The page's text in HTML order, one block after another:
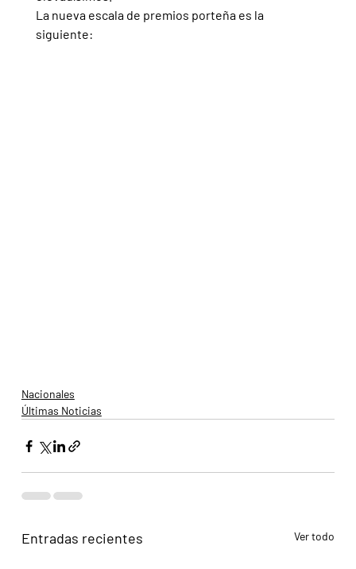
La nueva escala de premios porteña es la
siguiente:
Nacionales
Últimas Noticias
Entradas recientes Ver todo